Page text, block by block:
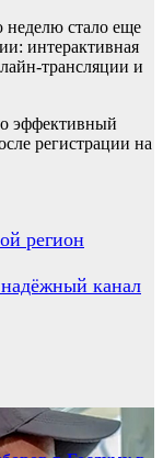
стало еще
интерактивная
трансляции и
эффективный
регистрации на
регион
канал